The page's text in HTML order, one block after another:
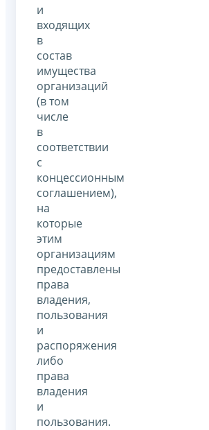
и
входящих
в
состав
имущества
организаций
(в том
числе
в
соответствии
с
концессионным
соглашением),
на
которые
этим
организациям
предоставлены
права
владения,
пользования
и
распоряжения
либо
права
владения
и
пользования.